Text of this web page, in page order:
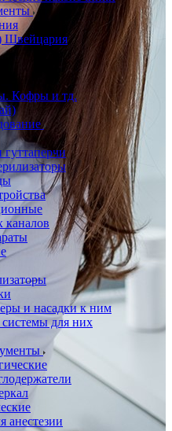
Швейцария
Кофры и тд.
гуттаперчи
каналов
и насадки к ним
для них
анестезии